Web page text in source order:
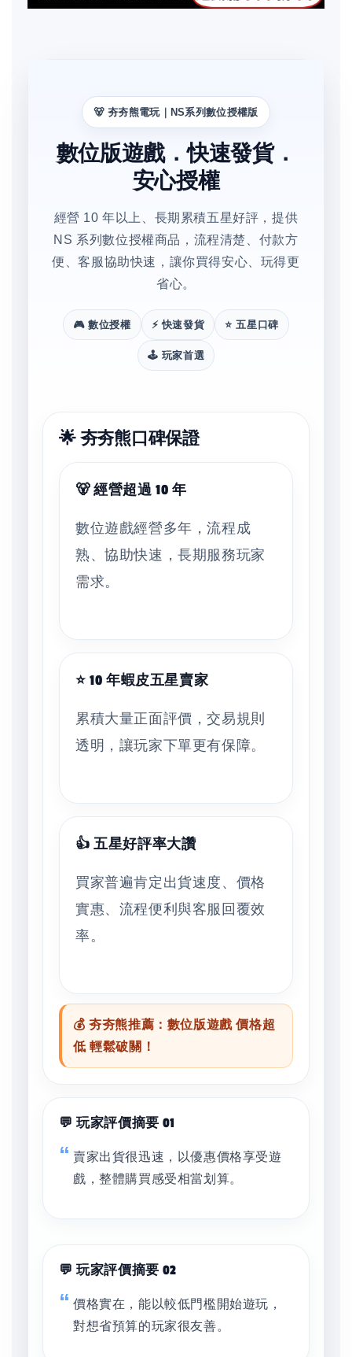
🐻 夯夯熊電玩｜NS系列數位授權版
數位版遊戲．快速發貨．
安心授權
經營 10 年以上、長期累積五星好評，提供
NS 系列數位授權商品，流程清楚、付款方
便、客服協助快速，讓你買得安心、玩得更
省心。
🎮 數位授權 ⚡ 快速發貨 ⭐ 五星口碑
🕹️ 玩家首選
🌟 夯夯熊口碑保證
🐻 經營超過 10 年
數位遊戲經營多年，流程成
熟、協助快速，長期服務玩家
需求。
⭐ 10 年蝦皮五星賣家
累積大量正面評價，交易規則
透明，讓玩家下單更有保障。
👍 五星好評率大讚
買家普遍肯定出貨速度、價格
實惠、流程便利與客服回覆效
率。
💰 夯夯熊推薦：數位版遊戲 價格超
低 輕鬆破關！
💬 玩家評價摘要 01
賣家出貨很迅速，以優惠價格享受遊
戲，整體購買感受相當划算。
💬 玩家評價摘要 02
價格實在，能以較低門檻開始遊玩，
對想省預算的玩家很友善。